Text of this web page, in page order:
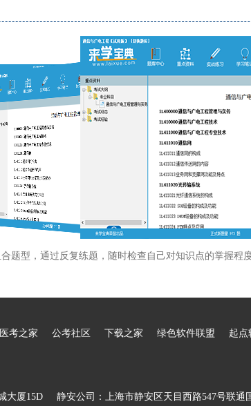
题型，通过反复练题，随时检查自己对知识点的掌握程
医考之家 公考社区 下载之家 绿色软件联盟 起点
大厦15D 静安公司：上海市静安区天目西路547号联通